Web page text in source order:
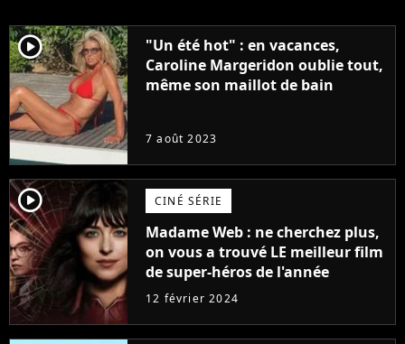
player2
"Un été hot" : en vacances,
Caroline Margeridon oublie tout,
même son maillot de bain
7 août 2023
player2 CINÉ SÉRIE
Madame Web : ne cherchez plus,
on vous a trouvé LE meilleur film
de super-héros de l'année
12 février 2024